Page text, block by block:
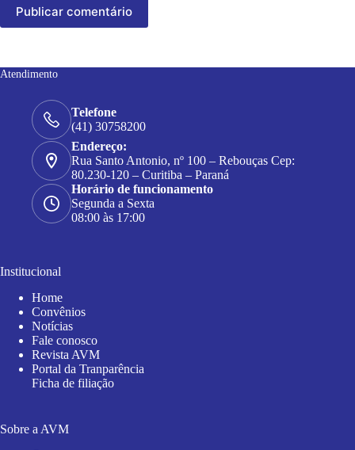
Publicar comentário
Atendimento
Telefone
(41) 30758200
Endereço:
Rua Santo Antonio, nº 100 – Rebouças Cep:
80.230-120 – Curitiba – Paraná
Horário de funcionamento
Segunda a Sexta
08:00 às 17:00
Institucional
Home
Convênios
Notícias
Fale conosco
Revista AVM
Portal da Tranparência
Ficha de filiação
Sobre a AVM